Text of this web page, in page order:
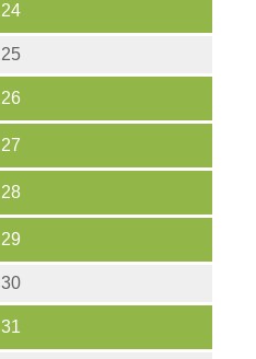
24
25
26
27
28
29
30
31